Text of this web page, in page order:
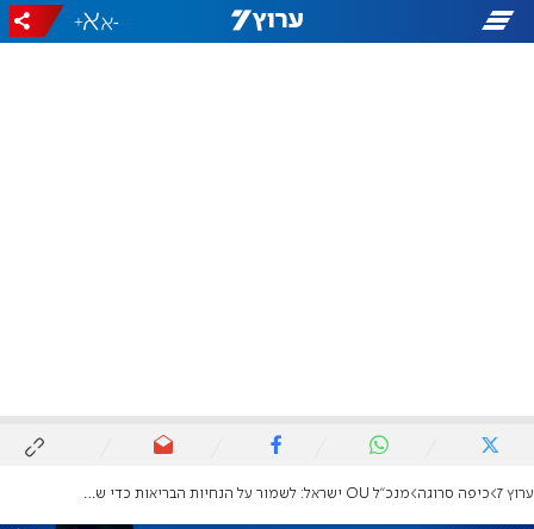
-
+
ערוץ 7 כיפה סרוגה מנכ"ל OU ישראל: לשמור על הנחיות הבריאות כדי שנוכל לחגוג בשנה הבאה